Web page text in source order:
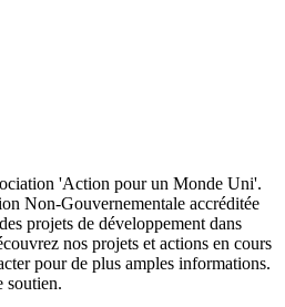
'Action pour un Monde Uni'.
Non-Gouvernementale accréditée
projets de développement dans
nos projets et actions en cours
pour de plus amples informations.
soutien.